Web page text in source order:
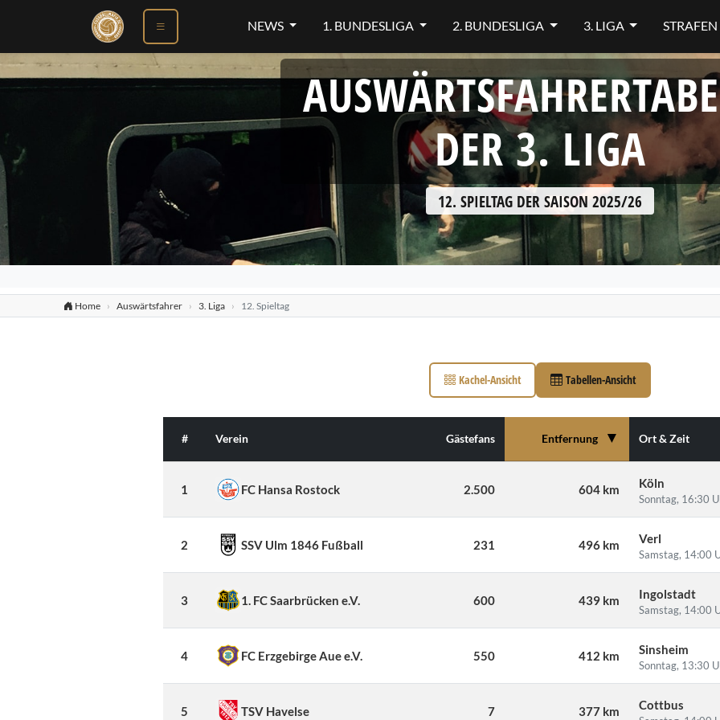
NEWS 1. BUNDESLIGA 2. BUNDESLIGA 3. LIGA STRAFEN
DER 3. LIGA
12. SPIELTAG DER SAISON 2025/26
Home Auswärtsfahrer 3. Liga 12. Spieltag
Kachel-Ansicht Tabellen-Ansicht
# Verein Gästefans Entfernung ▼ Ort & Zeit
1 FC Hansa Rostock 2.500 604 km Köln
Sonntag, 16:30
2 SSV Ulm 1846 Fußball 231 496 km Verl
Samstag, 14:00
3 1. FC Saarbrücken e.V. 600 439 km Ingolstadt
Samstag, 14:00
4 FC Erzgebirge Aue e.V. 550 412 km Sinsheim
Sonntag, 13:30
5 TSV Havelse 7 377 km Cottbus